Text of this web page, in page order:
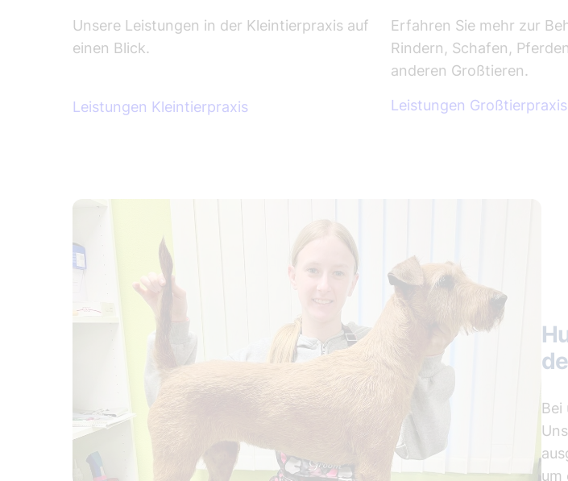
Unsere Leistungen in der Kleintierpraxis auf
einen Blick.
Leistungen Kleintierpraxis
Erfahren Sie mehr zur
Rindern, Schafen,
anderen Großtieren.
Leistungen Großtierpraxis
um